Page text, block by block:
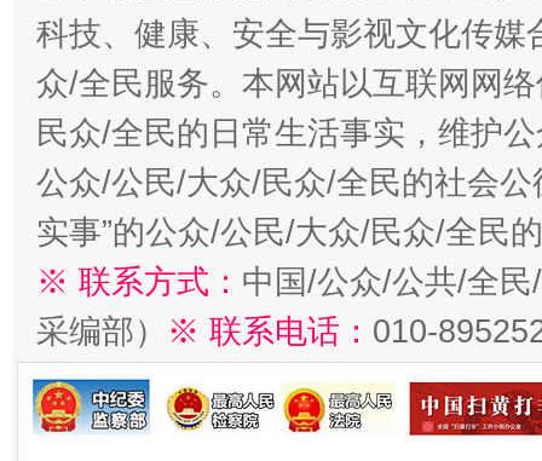
科技、健康、安全与影视文化传
众/全民服务。本网站以互联网网
民众/全民的日常生活事实，维护
公众/公民/大众/民众/全民的社会公
实事”的公众/公民/大众/民众/全民
※ 联系方式： 中国/公众/公共/全
采编部） ※ 联系电话： 010-